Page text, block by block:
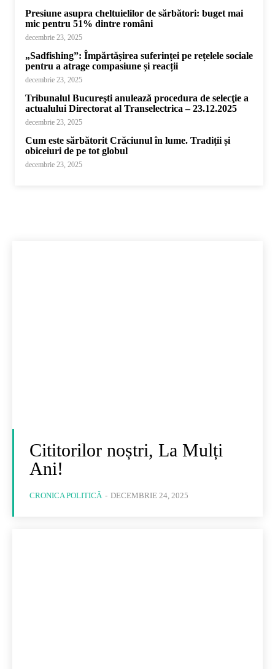
Presiune asupra cheltuielilor de sărbători: buget mai
mic pentru 51% dintre români
decembrie 23, 2025
„Sadfishing”: Împărtășirea suferinței pe rețelele sociale
pentru a atrage compasiune și reacții
decembrie 23, 2025
Tribunalul Bucureşti anulează procedura de selecţie a
actualului Directorat al Transelectrica – 23.12.2025
decembrie 23, 2025
Cum este sărbătorit Crăciunul în lume. Tradiții și
obiceiuri de pe tot globul
decembrie 23, 2025
Cititorilor noștri, La Mulți
Ani!
CRONICA POLITICĂ - DECEMBRIE 24, 2025